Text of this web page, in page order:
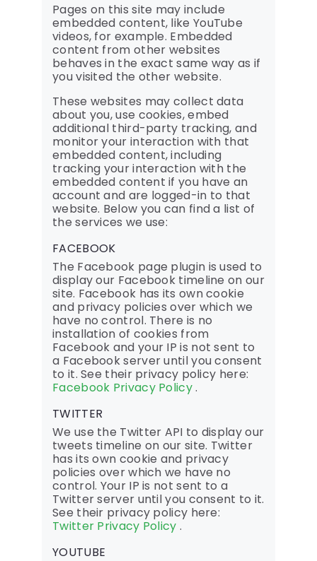
Pages on this site may include
embedded content, like YouTube
videos, for example. Embedded
content from other websites
behaves in the exact same way as if
you visited the other website.
These websites may collect data
about you, use cookies, embed
additional third-party tracking, and
monitor your interaction with that
embedded content, including
tracking your interaction with the
embedded content if you have an
account and are logged-in to that
website. Below you can find a list of
the services we use:
FACEBOOK
The Facebook page plugin is used to
display our Facebook timeline on our
site. Facebook has its own cookie
and privacy policies over which we
have no control. There is no
installation of cookies from
Facebook and your IP is not sent to
a Facebook server until you consent
to it. See their privacy policy here:
Facebook Privacy Policy.
TWITTER
We use the Twitter API to display our
tweets timeline on our site. Twitter
has its own cookie and privacy
policies over which we have no
control. Your IP is not sent to a
Twitter server until you consent to it.
See their privacy policy here:
Twitter Privacy Policy .
YOUTUBE